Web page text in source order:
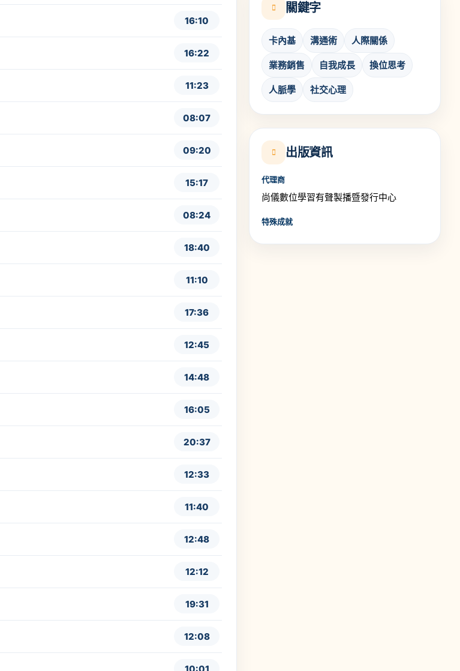
16:10
16:22
11:23
08:07
09:20
15:17
08:24
18:40
11:10
17:36
12:45
14:48
16:05
20:37
12:33
11:40
12:48
12:12
19:31
12:08
10:01
關鍵字
卡內基 溝通術 人際關係
業務銷售 自我成長 換位思考
人脈學 社交心理
出版資訊
代理商
尚儀數位學習有聲製播暨發行中心
特殊成就